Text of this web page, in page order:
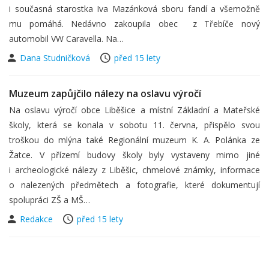
i současná starostka Iva Mazánková sboru fandí a všemožně
mu pomáhá. Nedávno zakoupila obec z Třebíče nový
automobil VW Caravella. Na…
Dana Studničková
před 15 lety
Muzeum zapůjčilo nálezy na oslavu výročí
Na oslavu výročí obce Liběšice a místní Základní a Mateřské
školy, která se konala v sobotu 11. června, přispělo svou
troškou do mlýna také Regionální muzeum K. A. Polánka ze
Žatce. V přízemí budovy školy byly vystaveny mimo jiné
i archeologické nálezy z Liběšic, chmelové známky, informace
o nalezených předmětech a fotografie, které dokumentují
spolupráci ZŠ a MŠ…
Redakce
před 15 lety